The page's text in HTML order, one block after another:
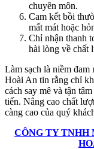
giriş
güncel giriş
chuyên môn.
Cam kết bồi
mất mát hoặc
Chỉ nhận thanh
hài lòng về chất
Làm sạch là niềm đam
Hoài An tin rằng chỉ
cách say mê và tận
tiến. Nâng cao chất
càng cao của quý
CÔNG TY TNHH